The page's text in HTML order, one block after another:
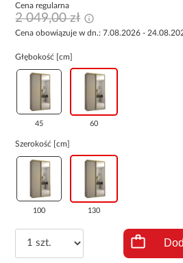
Cena regularna
2 049,00 zł
Cena obowiązuje w dn.: 7.08.2026 -
Głębokość [cm]
45 60
Szerokość [cm]
100 130